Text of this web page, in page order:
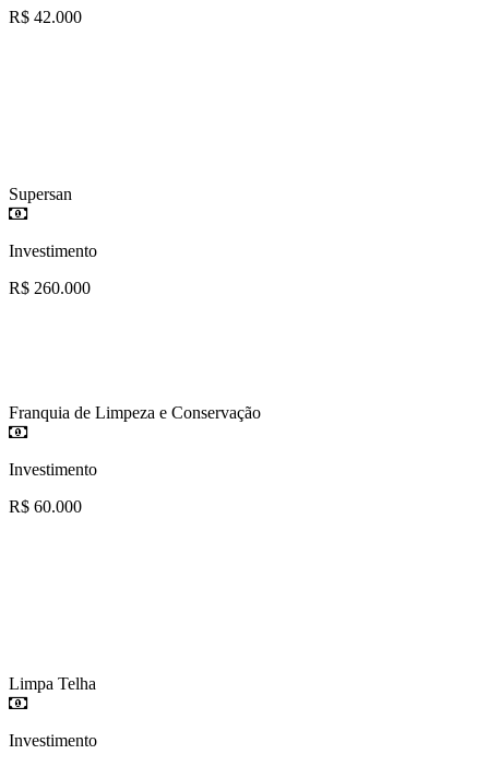
R$ 42.000
Supersan
Investimento
R$ 260.000
Franquia de Limpeza e Conservação
Investimento
R$ 60.000
Limpa Telha
Investimento